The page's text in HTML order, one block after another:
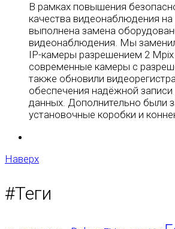
В рамках повышения
качества видеонаблюдения
выполнена замена
видеонаблюдения. Мы
IP-камеры разрешением 2
современные камеры с
также обновили
обеспечения надёжной записи
данных. Дополнительно были
установочные коробки и
Наверх
#Теги